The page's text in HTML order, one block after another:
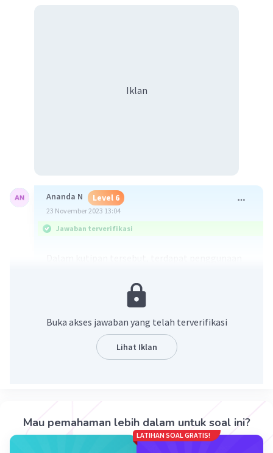
Iklan
Ananda N Level 6
23 November 2023 13:04
Jawaban terverifikasi
Konjungsi ini digunakan untuk menyatakan suatu
peristiwa atau tindakan yang berlangsung
setelah peristiwa atau tindakan sebelumnya.
"Maka" dapat dianggap sebagai konjungsi arkais
karena dalam penggunaan sehari-hari, konjungsi
ini mungkin tidak seumum beberapa konjungsi
Beri Rating·0.0(0) Balas
Buka akses jawaban yang telah terverifikasi
Lihat Iklan
Mau pemahaman lebih dalam untuk soal ini?
LATIHAN SOAL GRATIS!